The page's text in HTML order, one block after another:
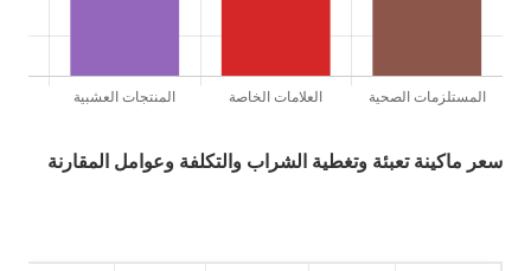
سعر ماكينة تعبئة وتغطية الشراب والتكلفة وعوامل المقارنة